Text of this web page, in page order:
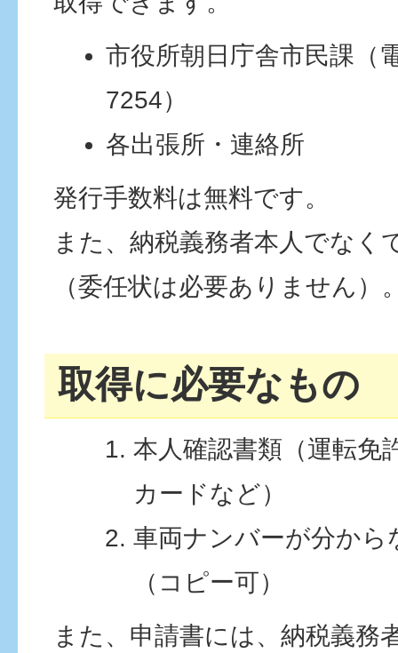
市役所朝日庁舎市民課（
7254）
各出張所・連絡所
発行手数料は無料です。
また、納税義務者本人でなく
（委任状は必要ありません）
取得に必要なもの
本人確認書類（運転免
カードなど）
車両ナンバーが分から
（コピー可）
また、申請書には、納税義務